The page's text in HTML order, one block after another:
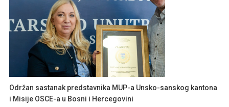
Održan sastanak predstavnika MUP-a Unsko-sanskog kantona
i Misije OSCE-a u Bosni i Hercegovini